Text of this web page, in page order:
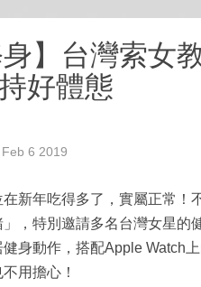
身】台灣索女
好體態
Feb 6 2019
在新年吃得多了，實屬正常
，特別邀請多名台灣女星的
身動作，搭配Apple Watch
用擔心！